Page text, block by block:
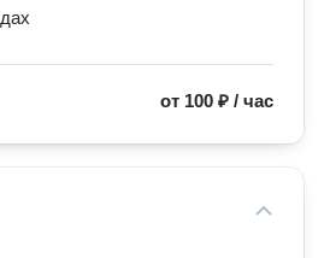
от 100 ₽ /час